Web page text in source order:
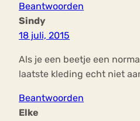
Beantwoorden
Sindy
18 juli, 2015
Als je een beetje een
laatste kleding echt niet
Beantwoorden
Elke